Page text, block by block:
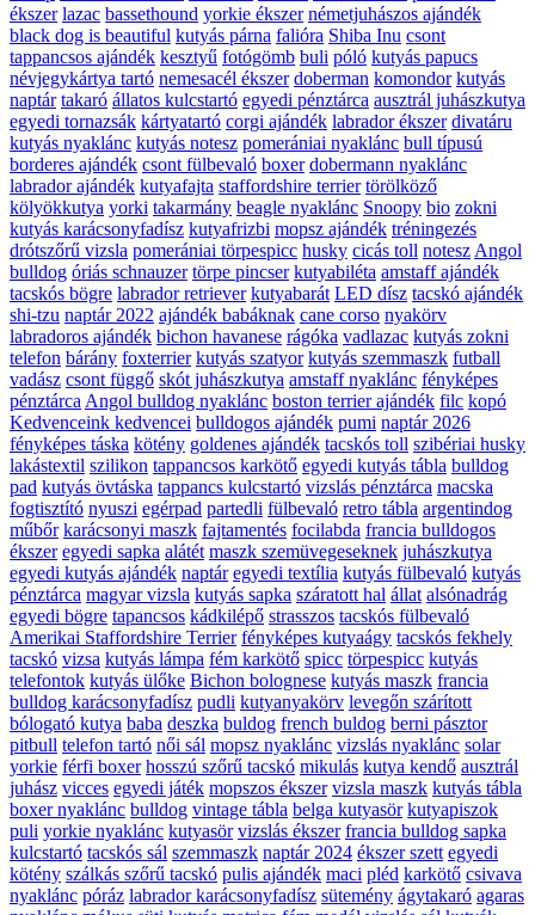
ékszer lazac bassethound yorkie ékszer németjuhászos ajándék
black dog is beautiful kutyás párna falióra Shiba Inu csont
tappancsos ajándék kesztyű fotógömb buli póló kutyás papucs
névjegykártya tartó nemesacél ékszer doberman komondor kutyás
naptár takaró állatos kulcstartó egyedi pénztárca ausztrál juhászkutya
egyedi tornazsák kártyatartó corgi ajándék labrador ékszer divatáru
kutyás nyaklánc kutyás notesz pomerániai nyaklánc bull típusú
borderes ajándék csont fülbevaló boxer dobermann nyaklánc
labrador ajándék kutyafajta staffordshire terrier törölköző
kölyökkutya yorki takarmány beagle nyaklánc Snoopy bio zokni
kutyás karácsonyfadísz kutyafrizbi mopsz ajándék tréningezés
drótszőrű vizsla pomerániai törpespicc husky cicás toll notesz Angol
bulldog óriás schnauzer törpe pincser kutyabiléta amstaff ajándék
tacskós bögre labrador retriever kutyabarát LED dísz tacskó ajándék
shi-tzu naptár 2022 ajándék babáknak cane corso nyakörv
labradoros ajándék bichon havanese rágóka vadlazac kutyás zokni
telefon bárány foxterrier kutyás szatyor kutyás szemmaszk futball
vadász csont függő skót juhászkutya amstaff nyaklánc fényképes
pénztárca Angol bulldog nyaklánc boston terrier ajándék filc kopó
Kedvenceink kedvencei bulldogos ajándék pumi naptár 2026
fényképes táska kötény goldenes ajándék tacskós toll szibériai husky
lakástextil szilikon tappancsos karkötő egyedi kutyás tábla bulldog
pad kutyás övtáska tappancs kulcstartó vizslás pénztárca macska
fogtisztító nyuszi egérpad partedli fülbevaló retro tábla argentindog
műbőr karácsonyi maszk fajtamentés focilabda francia bulldogos
ékszer egyedi sapka alátét maszk szemüvegeseknek juhászkutya
egyedi kutyás ajándék naptár egyedi textília kutyás fülbevaló kutyás
pénztárca magyar vizsla kutyás sapka száratott hal állat alsónadrág
egyedi bögre tapancsos kádkilépő strasszos tacskós fülbevaló
Amerikai Staffordshire Terrier fényképes kutyaágy tacskós fekhely
tacskó vizsa kutyás lámpa fém karkötő spicc törpespicc kutyás
telefontok kutyás ülőke Bichon bolognese kutyás maszk francia
bulldog karácsonyfadísz pudli kutyanyakörv levegőn szárított
bólogató kutya baba deszka buldog french buldog berni pásztor
pitbull telefon tartó női sál mopsz nyaklánc vizslás nyaklánc solar
yorkie férfi boxer hosszú szőrű tacskó mikulás kutya kendő ausztrál
juhász vicces egyedi játék mopszos ékszer vizsla maszk kutyás tábla
boxer nyaklánc bulldog vintage tábla belga kutyasör kutyapiszok
puli yorkie nyaklánc kutyasör vizslás ékszer francia bulldog sapka
kulcstartó tacskós sál szemmaszk naptár 2024 ékszer szett egyedi
kötény szálkás szőrű tacskó pulis ajándék maci pléd karkötő csivava
nyaklánc póráz labrador karácsonyfadísz sütemény ágytakaró agaras